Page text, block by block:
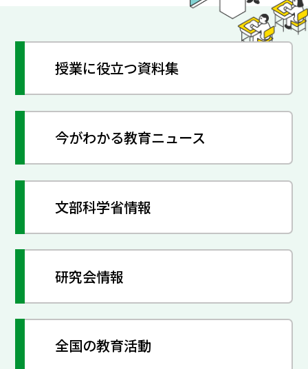
授業に役立つ資料集
今がわかる教育ニュース
文部科学省情報
研究会情報
全国の教育活動